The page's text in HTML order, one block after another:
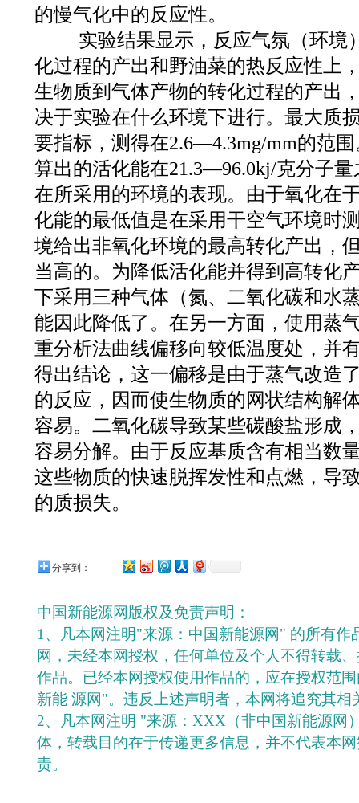
的慢气化中的反应性。
实验结果显示，反应气氛（环境
化过程的产出和野油菜的热反应性上
生物质到气体产物的转化过程的产出
决于实验在什么环境下进行。最大质
要指标，测得在2.6—4.3mg/mm的范
算出的活化能在21.3—96.0kj/克分子
在所采用的环境的表现。由于氧化在
化能的最低值是在采用干空气环境时
境给出非氧化环境的最高转化产出，
当高的。为降低活化能并得到高转化
下采用三种气体（氮、二氧化碳和水
能因此降低了。在另一方面，使用蒸
重分析法曲线偏移向较低温度处，并
得出结论，这一偏移是由于蒸气改造
的反应，因而使生物质的网状结构解
容易。二氧化碳导致某些碳酸盐形成
容易分解。由于反应基质含有相当数
这些物质的快速脱挥发性和点燃，导
的质损失。
分享到：
中国新能源网版权及免责声明：
1、凡本网注明"来源：中国新能源网" 的所有作
网，未经本网授权，任何单位及个人不得转载
作品。已经本网授权使用作品的，应在授权范
新能 源网"。违反上述声明者，本网将追究其相
2、凡本网注明 "来源：XXX（非中国新能源网
体，转载目的在于传递更多信息，并不代表本
责。